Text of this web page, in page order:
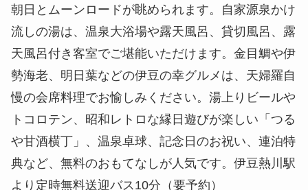
朝日とムーンロードが眺められます。自家源泉かけ
流しの湯は、温泉大浴場や露天風呂、貸切風呂、露
天風呂付き客室でご堪能いただけます。金目鯛や伊
勢海老、明日葉などの伊豆の幸グルメは、天婦羅自
慢の会席料理でお愉しみください。湯上りビールや
トコロテン、昭和レトロな縁日遊びが楽しい「つる
や甘酒横丁」、温泉卓球、記念日のお祝い、連泊特
典など、無料のおもてなしが人気です。伊豆熱川駅
より定時無料送迎バス10分（要予約）